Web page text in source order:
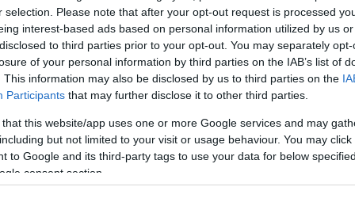
selection. Please note that after your opt-out request is processed
interest-based ads based on personal information utilized by us
to third parties prior to your opt-out. You may separately
of your personal information by third parties on the IAB’s list of
This information may also be disclosed by us to third parties on the
Participants that may further disclose it to other third parties.
that this website/app uses one or more Google services and may
but not limited to your visit or usage behaviour. You may
to Google and its third-party tags to use your data for below
consent section.
pitékben megjelentek a zöldségek, szinte egyidős
az emberek. Az ínséges időkben a sütemények
vagy éppen az állag lazítására. Például a mákos
TOVÁBB